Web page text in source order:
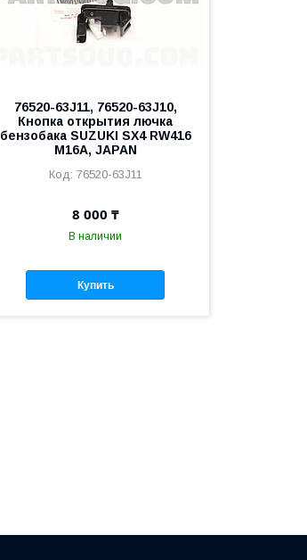
76520-63J11, 76520-63J10,
Кнопка открытия лючка
бензобака SUZUKI SX4 RW416
M16A, JAPAN
76520-63J11
8 000 ₸
В наличии
Купить